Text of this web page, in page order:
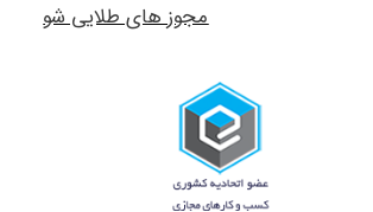
مجوز های طلایی شو